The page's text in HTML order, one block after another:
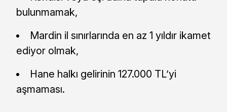
bulunmamak,
Mardin il sınırlarında en az 1 yıldır ikamet
ediyor olmak,
Hane halkı gelirinin 127.000 TL’yi
aşmaması.